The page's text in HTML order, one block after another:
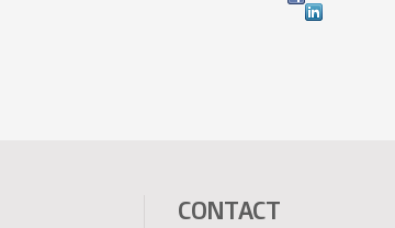
CONTACT